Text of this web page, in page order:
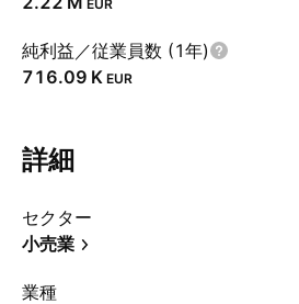
EUR
純利益／従業員数 (1年)
‪716.09 K‬ EUR
詳細
セクター
小売業
業種